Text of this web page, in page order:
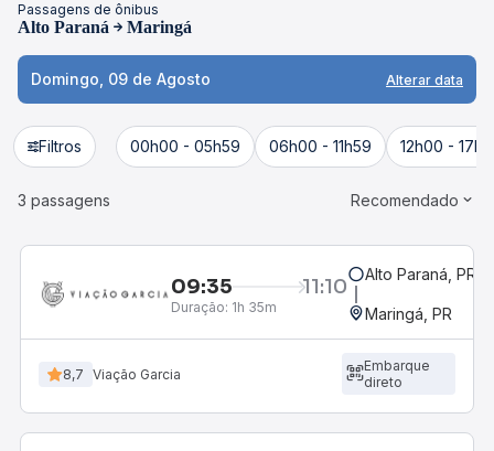
Passagens de ônibus
Alto Paraná Maringá
Domingo, 09 de Agosto Alterar data
Filtros 00h00 - 05h59 06h00 - 11h59 12h00 -
3 passagens Recomendado
09:35 11:10
Duração: 1h 35m
Alto Paraná, PR
Maringá, PR
8,7 Viação Garcia
Embarque
direto